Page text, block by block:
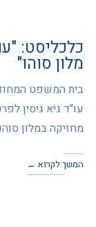
כלכליסט:
מלון סוהו"
בית המשפט
עו"ד גיא גיסין
מחזיקה במלון
המשך לקרוא ←